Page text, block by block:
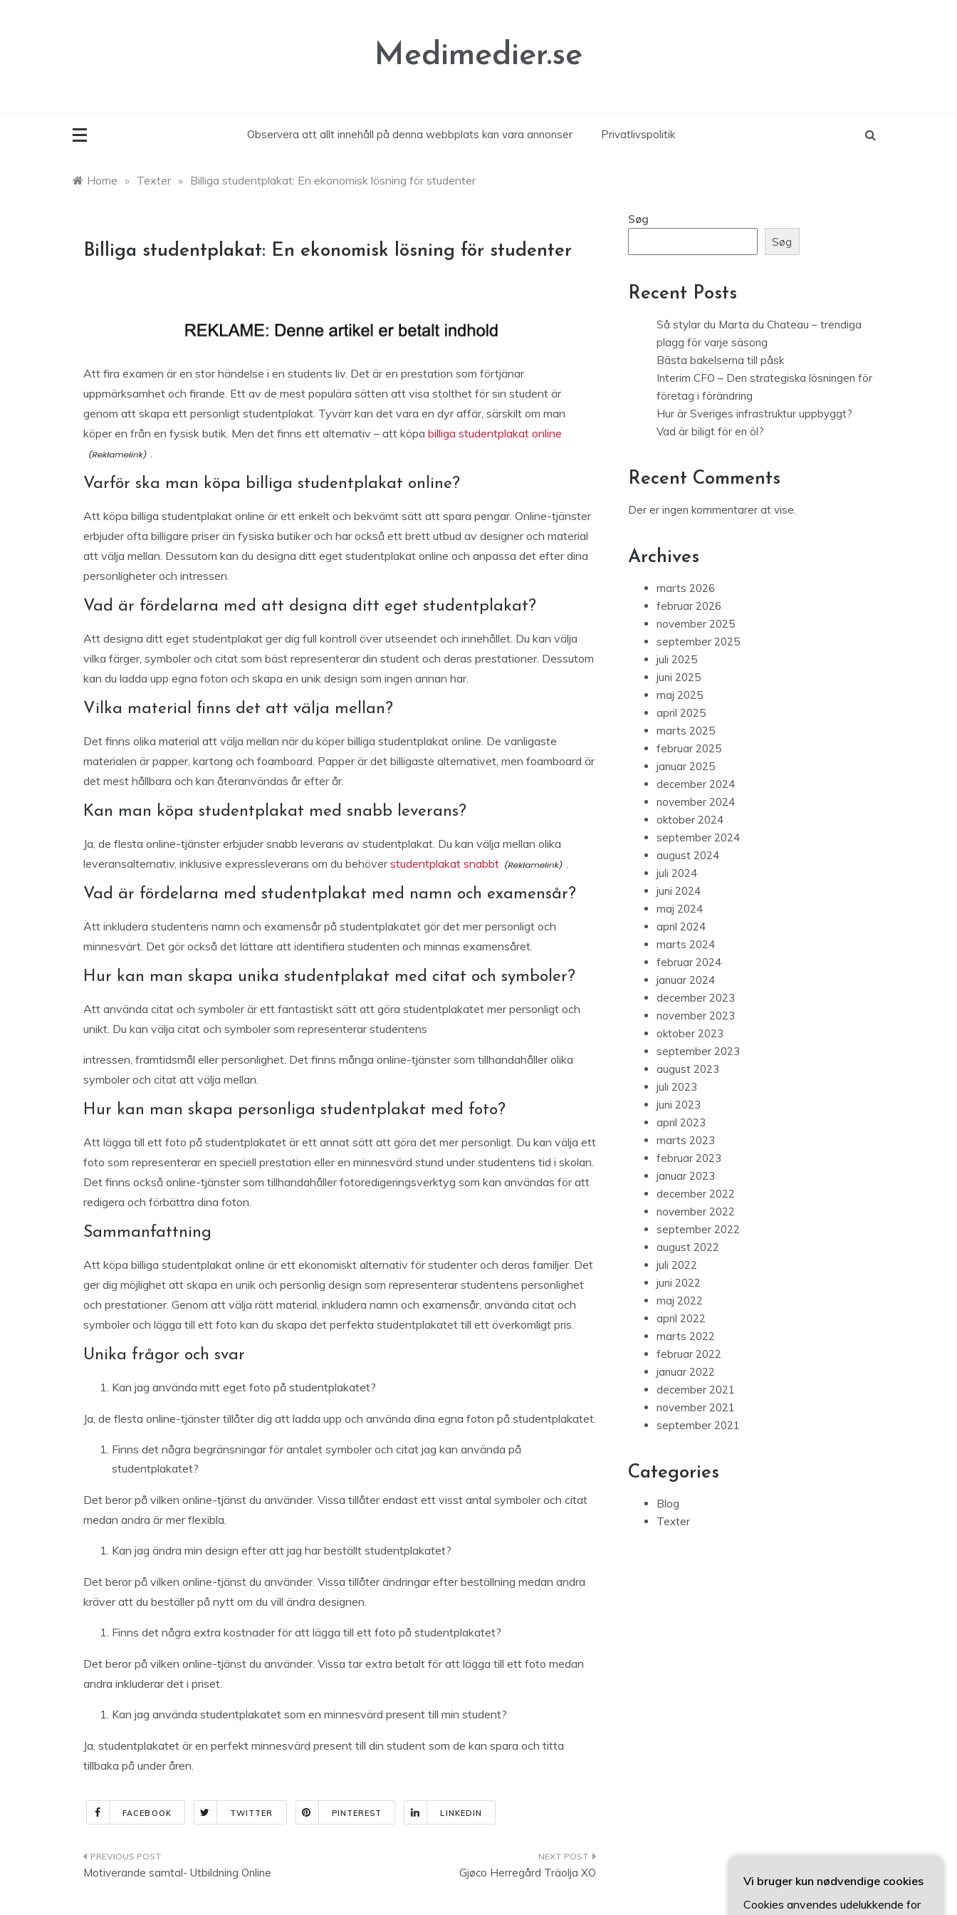
Medimedier.se
Observera att allt innehåll på denna webbplats kan vara annonser Privatlivspolitik
Home » Texter » Billiga studentplakat: En ekonomisk lösning för studenter
Billiga studentplakat: En ekonomisk lösning för studenter
Att fira examen är en stor händelse i en students liv. Det är en prestation som förtjänar
uppmärksamhet och firande. Ett av de mest populära sätten att visa stolthet för sin student är
genom att skapa ett personligt studentplakat. Tyvärr kan det vara en dyr affär, särskilt om man
köper en från en fysisk butik. Men det finns ett alternativ – att köpa billiga studentplakat online
.
Varför ska man köpa billiga studentplakat online?
Att köpa billiga studentplakat online är ett enkelt och bekvämt sätt att spara pengar. Online-tjänster
erbjuder ofta billigare priser än fysiska butiker och har också ett brett utbud av designer och material
att välja mellan. Dessutom kan du designa ditt eget studentplakat online och anpassa det efter dina
personligheter och intressen.
Vad är fördelarna med att designa ditt eget studentplakat?
Att designa ditt eget studentplakat ger dig full kontroll över utseendet och innehållet. Du kan välja
vilka färger, symboler och citat som bäst representerar din student och deras prestationer. Dessutom
kan du ladda upp egna foton och skapa en unik design som ingen annan har.
Vilka material finns det att välja mellan?
Det finns olika material att välja mellan när du köper billiga studentplakat online. De vanligaste
materialen är papper, kartong och foamboard. Papper är det billigaste alternativet, men foamboard är
det mest hållbara och kan återanvändas år efter år.
Kan man köpa studentplakat med snabb leverans?
Ja, de flesta online-tjänster erbjuder snabb leverans av studentplakat. Du kan välja mellan olika
leveransalternativ, inklusive expressleverans om du behöverstudentplakat snabbt .
Vad är fördelarna med studentplakat med namn och examensår?
Att inkludera studentens namn och examensår på studentplakatet gör det mer personligt och
minnesvärt. Det gör också det lättare att identifiera studenten och minnas examensåret.
Hur kan man skapa unika studentplakat med citat och symboler?
Att använda citat och symboler är ett fantastiskt sätt att göra studentplakatet mer personligt och
unikt. Du kan välja citat och symboler som representerar studentens
intressen, framtidsmål eller personlighet. Det finns många online-tjänster som tillhandahåller olika
symboler och citat att välja mellan.
Hur kan man skapa personliga studentplakat med foto?
Att lägga till ett foto på studentplakatet är ett annat sätt att göra det mer personligt. Du kan välja ett
foto som representerar en speciell prestation eller en minnesvärd stund under studentens tid i skolan.
Det finns också online-tjänster som tillhandahåller fotoredigeringsverktyg som kan användas för att
redigera och förbättra dina foton.
Sammanfattning
Att köpa billiga studentplakat online är ett ekonomiskt alternativ för studenter och deras familjer. Det
ger dig möjlighet att skapa en unik och personlig design som representerar studentens personlighet
och prestationer. Genom att välja rätt material, inkludera namn och examensår, använda citat och
symboler och lägga till ett foto kan du skapa det perfekta studentplakatet till ett överkomligt pris.
Unika frågor och svar
Kan jag använda mitt eget foto på studentplakatet?
Ja, de flesta online-tjänster tillåter dig att ladda upp och använda dina egna foton på studentplakatet.
Finns det några begränsningar för antalet symboler och citat jag kan använda på
studentplakatet?
Det beror på vilken online-tjänst du använder. Vissa tillåter endast ett visst antal symboler och citat
medan andra är mer flexibla.
Kan jag ändra min design efter att jag har beställt studentplakatet?
Det beror på vilken online-tjänst du använder. Vissa tillåter ändringar efter beställning medan andra
kräver att du beställer på nytt om du vill ändra designen.
Finns det några extra kostnader för att lägga till ett foto på studentplakatet?
Det beror på vilken online-tjänst du använder. Vissa tar extra betalt för att lägga till ett foto medan
andra inkluderar det i priset.
Kan jag använda studentplakatet som en minnesvärd present till min student?
Ja, studentplakatet är en perfekt minnesvärd present till din student som de kan spara och titta
tillbaka på under åren.
FACEBOOK TWITTER PINTEREST LINKEDIN
Indlægsnavigation
Motiverande samtal- Utbildning Online Gjøco Herregård Träolja XO
Søg
Søg
Recent Posts
Så stylar du Marta du Chateau – trendiga
plagg för varje säsong
Bästa bakelserna till påsk
Interim CFO – Den strategiska lösningen för
företag i förändring
Hur är Sveriges infrastruktur uppbyggt?
Vad är biligt för en öl?
Recent Comments
Der er ingen kommentarer at vise.
Archives
marts 2026
februar 2026
november 2025
september 2025
juli 2025
juni 2025
maj 2025
april 2025
marts 2025
februar 2025
januar 2025
december 2024
november 2024
oktober 2024
september 2024
august 2024
juli 2024
juni 2024
maj 2024
april 2024
marts 2024
februar 2024
januar 2024
december 2023
november 2023
oktober 2023
september 2023
august 2023
juli 2023
juni 2023
april 2023
marts 2023
februar 2023
januar 2023
december 2022
november 2022
september 2022
august 2022
juli 2022
juni 2022
maj 2022
april 2022
marts 2022
februar 2022
januar 2022
december 2021
november 2021
september 2021
Categories
Blog
Texter
Vi bruger kun nødvendige cookies
Cookies anvendes udelukkende for